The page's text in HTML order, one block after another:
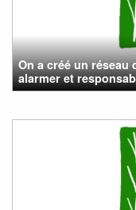
On a créé un
alarmer et